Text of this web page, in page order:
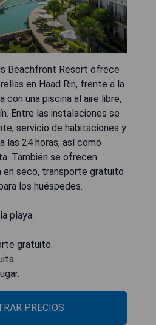
Beachfront Resort ofrece
en Haad Rin, frente a la
con una piscina al aire libre,
Entre las instalaciones se
servicio de habitaciones y
las 24 horas, así como
También se ofrecen
en seco, transporte gratuito
los huéspedes.
playa.
gratuito.
PRECIOS